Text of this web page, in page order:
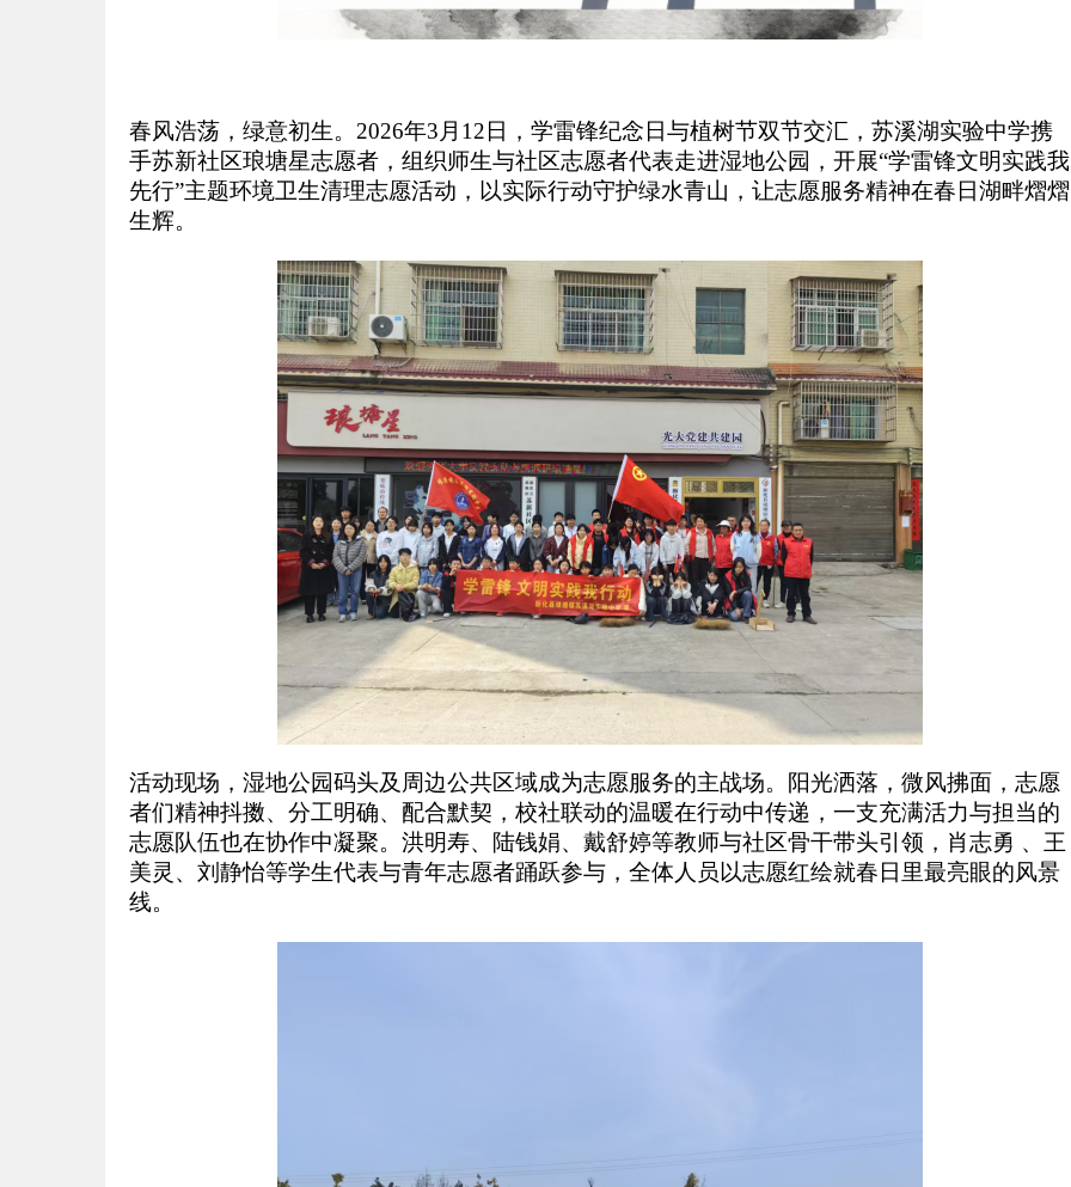
春风浩荡，绿意初生。2026年3月12日，学雷锋纪念日与植树节双节交汇，苏溪湖实验中学携
手苏新社区琅塘星志愿者，组织师生与社区志愿者代表走进湿地公园，开展“学雷锋文明实践我
先行”主题环境卫生清理志愿活动，以实际行动守护绿水青山，让志愿服务精神在春日湖畔熠熠
生辉。
活动现场，湿地公园码头及周边公共区域成为志愿服务的主战场。阳光洒落，微风拂面，志愿
者们精神抖擞、分工明确、配合默契，校社联动的温暖在行动中传递，一支充满活力与担当的
志愿队伍也在协作中凝聚。洪明寿、陆钱娟、戴舒婷等教师与社区骨干带头引领，肖志勇 、王
美灵、刘静怡等学生代表与青年志愿者踊跃参与，全体人员以志愿红绘就春日里最亮眼的风景
线。